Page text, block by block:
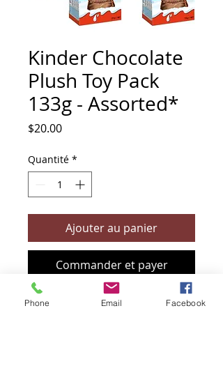
Kinder Chocolate
Plush Toy Pack
133g - Assorted*
$20.00Prix
Quantité *
Ajouter au panier
Commander et payer
Phone Email Facebook